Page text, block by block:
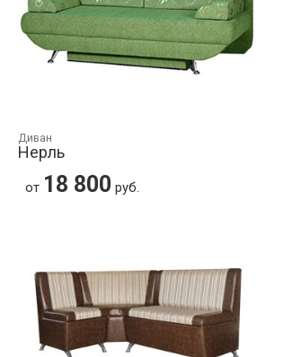
Диван
Нерль
от 18 800 руб.